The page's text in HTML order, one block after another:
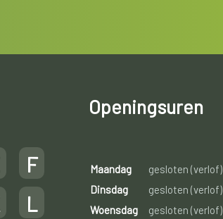
F
L
Openingsuren
Maandag
gesloten (verlof)
Dinsdag
gesloten (verlof)
Woensdag
gesloten (verlof)